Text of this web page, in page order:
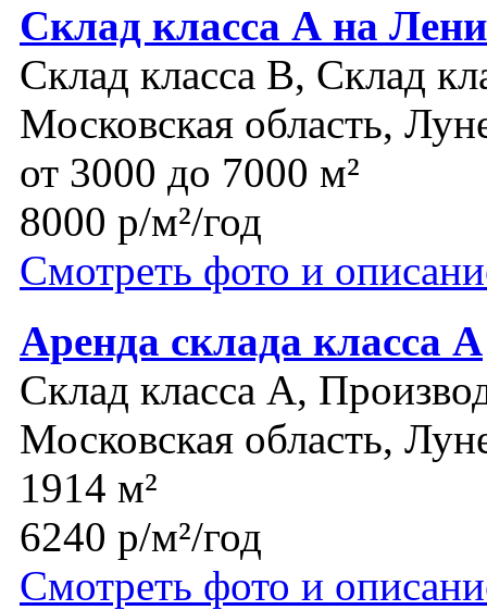
Склад класса А на
Склад класса B, Склад
Московская область,
от 3000 до 7000 м²
8000 р/м²/год
Смотреть фото и
Аренда склада класса А
Склад класса A,
Московская область,
1914 м²
6240 р/м²/год
Смотреть фото и